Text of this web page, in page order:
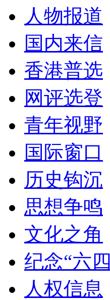
人物报道
国内来信
香港普选
网评选登
青年视野
国际窗口
历史钩沉
思想争鸣
文化之角
纪念“六
人权信息